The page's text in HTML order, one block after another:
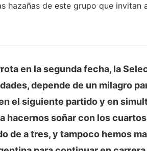
en la segunda fecha, la
depende de un milagro
el siguiente partido y en
hacernos soñar con los
de a tres, y tampoco hemos